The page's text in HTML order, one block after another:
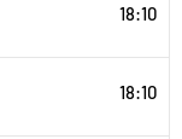
18:10
18:10